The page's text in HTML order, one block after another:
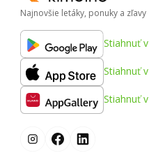
Najnovšie letáky, ponuky a zľavy
Stiahnuť v
Stiahnuť v
Stiahnuť v